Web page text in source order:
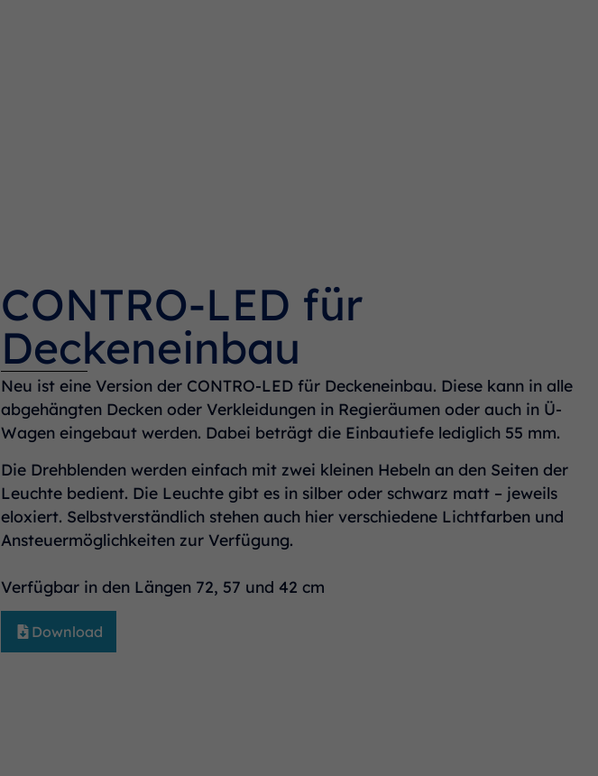
CONTRO-LED für
Deckeneinbau
Neu ist eine Version der CONTRO-LED für Deckeneinbau. Diese kann in alle
abgehängten Decken oder Verkleidungen in Regieräumen oder auch in Ü-
Wagen eingebaut werden. Dabei beträgt die Einbautiefe lediglich 55 mm.
Die Drehblenden werden einfach mit zwei kleinen Hebeln an den Seiten der
Leuchte bedient. Die Leuchte gibt es in silber oder schwarz matt – jeweils
eloxiert. Selbstverständlich stehen auch hier verschiedene Lichtfarben und
Ansteuermöglichkeiten zur Verfügung.
Verfügbar in den Längen 72, 57 und 42 cm
Download